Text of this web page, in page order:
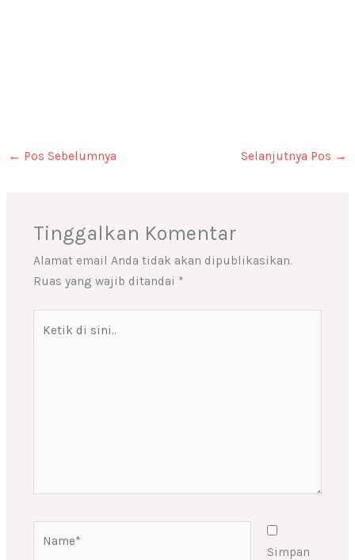
← Pos Sebelumnya Selanjutnya Pos →
Tinggalkan Komentar
Alamat email Anda tidak akan dipublikasikan.
Ruas yang wajib ditandai *
Simpan